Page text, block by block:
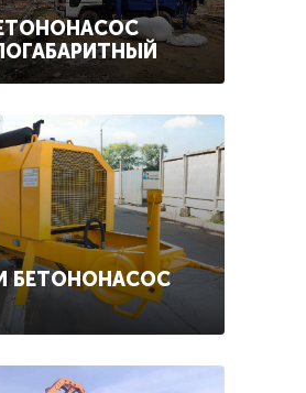
БЕТОНОНАСОС